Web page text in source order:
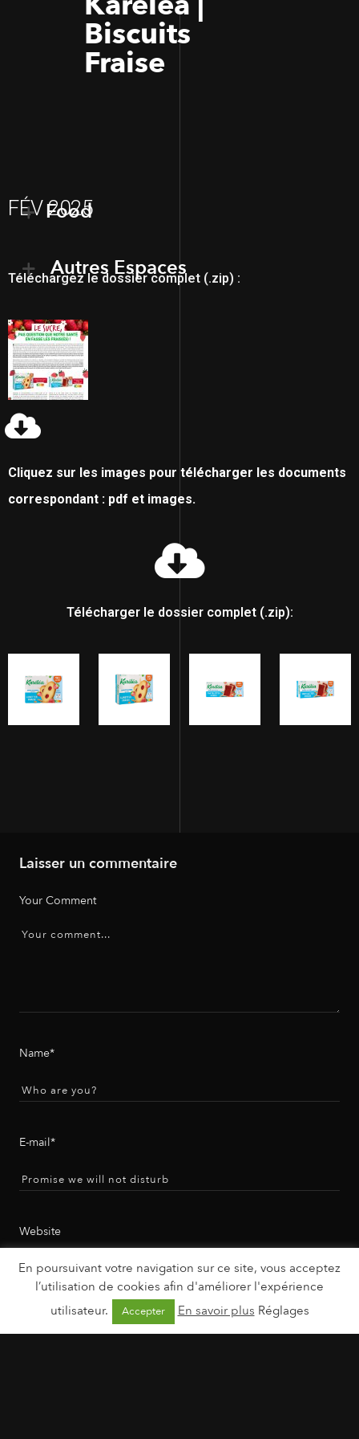
Biscuits
Fraise
FÉV 2025
Food
Autres Espaces
Téléchargez le dossier complet (.zip) :
Cliquez sur les images pour télécharger les documents
correspondant : pdf et images.
Télécharger le dossier complet (.zip):
Laisser un commentaire
Your Comment
Name*
E-mail*
Website
En poursuivant votre navigation sur ce site, vous acceptez
l’utilisation de cookies afin d'améliorer l'expérience
utilisateur.
Accepter En savoir plus Réglages